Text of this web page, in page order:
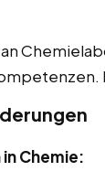
Chemie: